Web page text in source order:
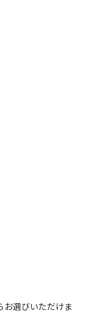
選びいただけま